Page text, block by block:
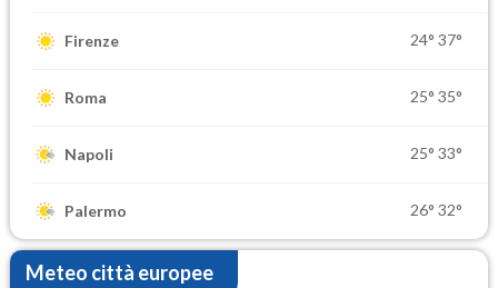
Firenze 24° 37°
Roma 25° 35°
Napoli 25° 33°
Palermo 26° 32°
Meteo città europee